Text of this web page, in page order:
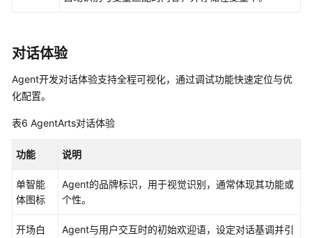
多
能
体
用
库
模
对话体验
Agent开发对话体验支持全程可视化，通过调试功能快速定位与优
化配置。
表6 AgentArts对话体验
功能 说明
单智能
体图标
Agent的品牌标识，用于视觉识别，通常体现其功能或
个性。
开场白
Agent与用户交互时的初始欢迎语，设定对话基调并引